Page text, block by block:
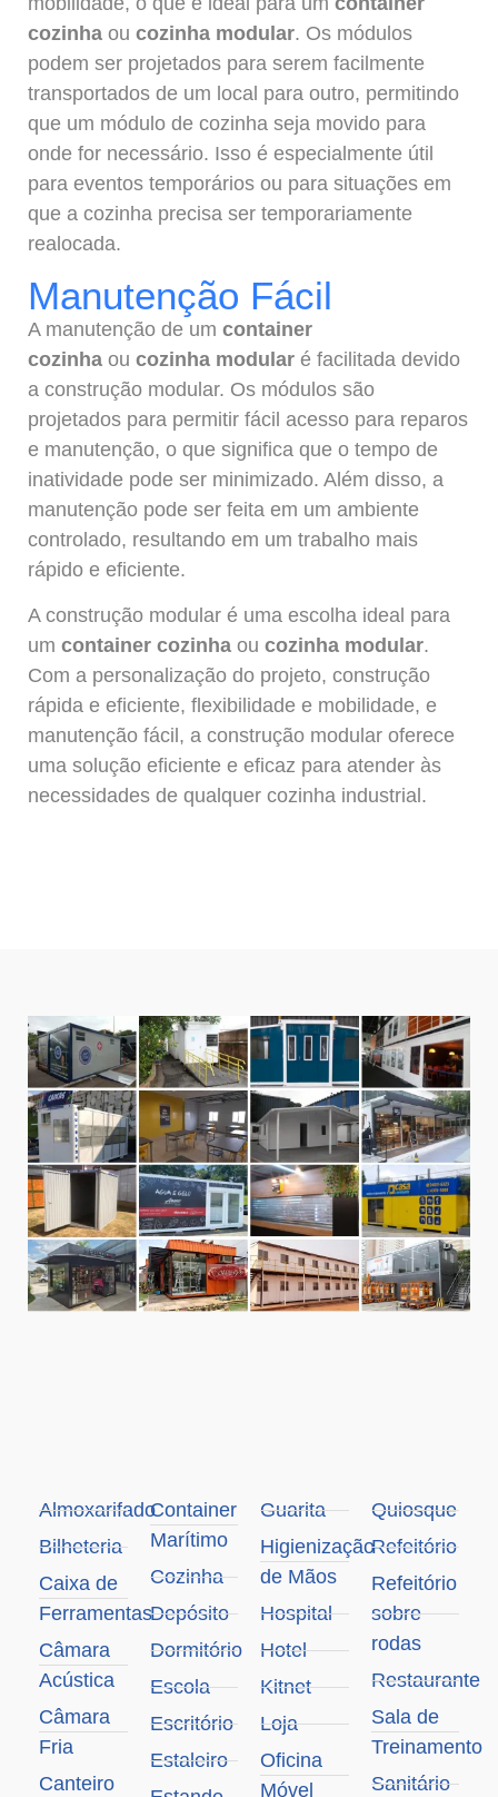
cozinha ou cozinha modular. Os módulos
podem ser projetados para serem facilmente
transportados de um local para outro, permitindo
que um módulo de cozinha seja movido para
onde for necessário. Isso é especialmente útil
para eventos temporários ou para situações em
que a cozinha precisa ser temporariamente
realocada.
Manutenção Fácil
A manutenção de um container
cozinha ou cozinha modular é facilitada devido
a construção modular. Os módulos são
projetados para permitir fácil acesso para reparos
e manutenção, o que significa que o tempo de
inatividade pode ser minimizado. Além disso, a
manutenção pode ser feita em um ambiente
controlado, resultando em um trabalho mais
rápido e eficiente.
A construção modular é uma escolha ideal para
um container cozinha ou cozinha modular.
Com a personalização do projeto, construção
rápida e eficiente, flexibilidade e mobilidade, e
manutenção fácil, a construção modular oferece
uma solução eficiente e eficaz para atender às
necessidades de qualquer cozinha industrial.
Almoxarifado
Bilheteria
Caixa de
Ferramentas
Câmara
Acústica
Câmara
Fria
Canteiro
Container
Marítimo
Cozinha
Depósito
Dormitório
Escola
Escritório
Estaleiro
Guarita
Higienização
de Mãos
Hospital
Hotel
Kitnet
Loja
Oficina
Móvel
Quiosque
Refeitório
Refeitório
sobre
rodas
Restaurante
Sala de
Treinamento
Sanitário